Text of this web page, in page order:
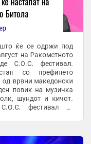
Битола
што ќе се одржи под
на Ракометното
С.О.С. фестивал.
со префинето
од врвни македонски
повик на музичка
шундот и кичот.
фестивал се